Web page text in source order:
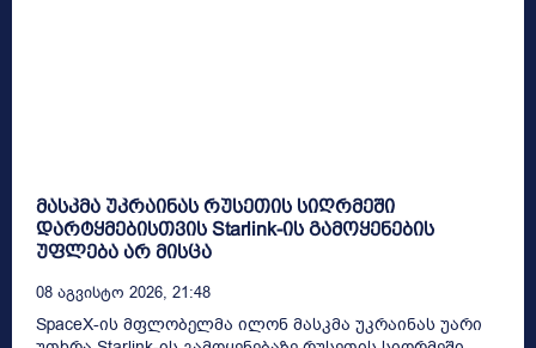
მასკმა უკრაინას რუსეთის სიღრმეში
დარტყმებისთვის Starlink-ის გამოყენების
უფლება არ მისცა
08 Აგვისტო 2026, 21:48
SpaceX-ის მფლობელმა ილონ მასკმა უკრაინას უარი